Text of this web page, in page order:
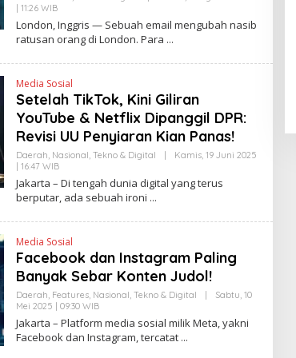
I
K
| 11:26 WIBO
L
E
H
E
D
R
N
E
W
S
L
N
K
London, Inggris — Sebuah email mengubah nasib
ratusan orang di London. Para
Media Sosial
Setelah TikTok, Kini Giliran
YouTube & Netflix Dipanggil DPR:
Revisi UU Penyiaran Kian Panas!
Daerah, Nasional, Tekno & Digital
Kamis, 19 Juni 2025
| 16:47 WIBO
L
E
H
A
T
I
E
S
L
I
N
Jakarta – Di tengah dunia digital yang terus
berputar, ada sebuah ironi
Media Sosial
Facebook dan Instagram Paling
Banyak Sebar Konten Judol!
Daerah, Features, Nasional, Tekno & Digital
Sabtu, 10
Mei 2025 | 09:30 WIBO
E
H
Jakarta – Platform media sosial milik Meta, yakni
Facebook dan Instagram, tercatat
Pendaftaran Istana Dibuka,
09:13 WIB